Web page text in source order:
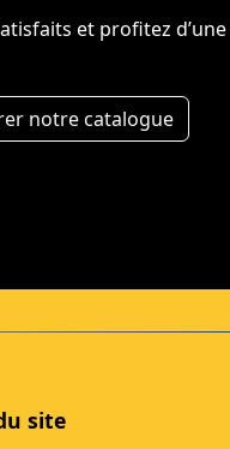
et profitez
notre catalogue
site